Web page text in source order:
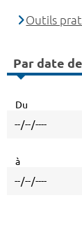
Outils
Par date
Du
à